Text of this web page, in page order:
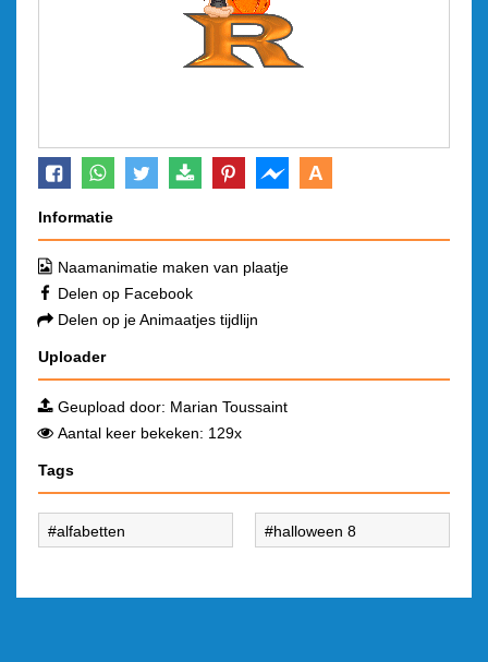
A
Informatie
Naamanimatie maken van plaatje
Delen op Facebook
Delen op je Animaatjes tijdlijn
Uploader
Geupload door: Marian Toussaint
Aantal keer bekeken: 129x
Tags
alfabetten halloween 8